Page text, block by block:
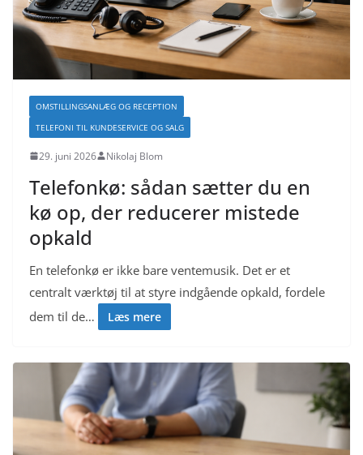
OMSTILLINGSANLÆG OG RECEPTION
TELEFONI TIL KUNDESERVICE OG SALG
29. juni 2026 Nikolaj Blom
Telefonkø: sådan sætter du en
kø op, der reducerer mistede
opkald
En telefonkø er ikke bare ventemusik. Det er et
centralt værktøj til at styre indgående opkald, fordele
dem til de…
Læs mere